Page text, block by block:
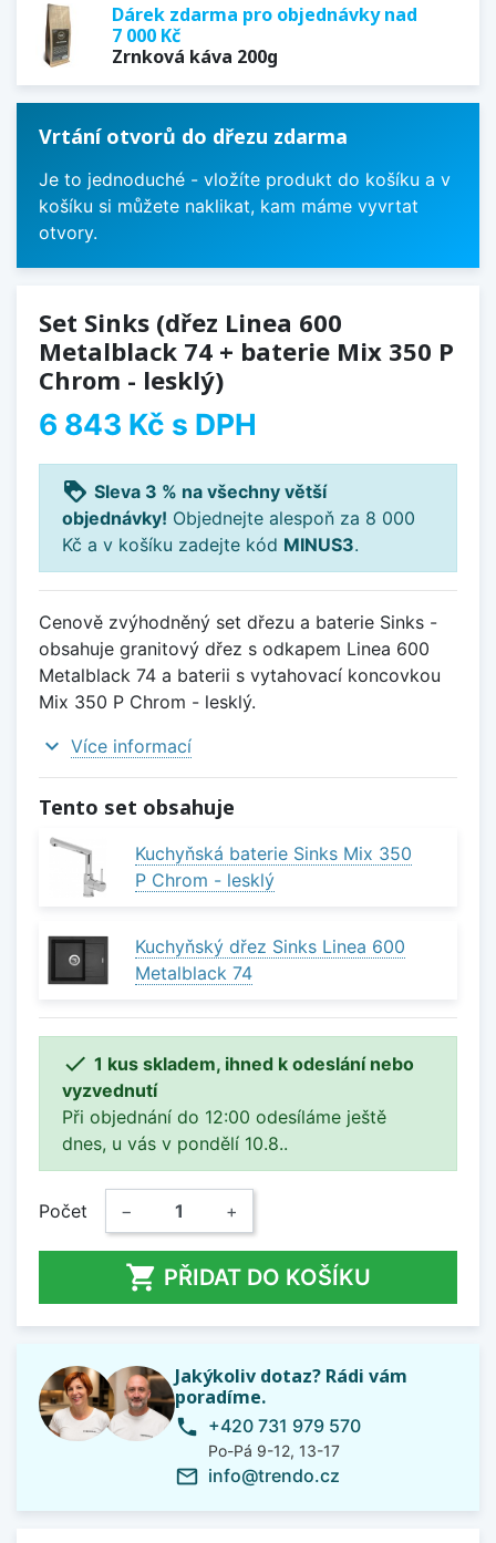
Dárek zdarma pro objednávky nad
7 000 Kč
Zrnková káva 200g
Vrtání otvorů do dřezu zdarma
Je to jednoduché - vložíte produkt do košíku a v
košíku si můžete naklikat, kam máme vyvrtat
otvory.
Set Sinks (dřez Linea 600
Metalblack 74 + baterie Mix 350 P
Chrom - lesklý)
6 843 Kč s DPH
loyalty Sleva 3 % na všechny větší
objednávky! Objednejte alespoň za 8 000
Kč a v košíku zadejte kód MINUS3.
Cenově zvýhodněný set dřezu a baterie Sinks -
obsahuje granitový dřez s odkapem Linea 600
Metalblack 74 a baterii s vytahovací koncovkou
Mix 350 P Chrom - lesklý.
expand_more Více informací
Tento set obsahuje
Kuchyňská baterie Sinks Mix 350
P Chrom - lesklý
Kuchyňský dřez Sinks Linea 600
Metalblack 74
 1 kus skladem, ihned k odeslání nebo
vyzvednutí
Při objednání do 12:00 odesíláme ještě
dnes, u vás v pondělí 10.8..
Počet − +
 PŘIDAT DO KOŠÍKU
Jakýkoliv dotaz? Rádi vám
poradíme.
phone +420 731 979 570
Po-Pá 9-12, 13-17
mail_outline info@trendo.cz